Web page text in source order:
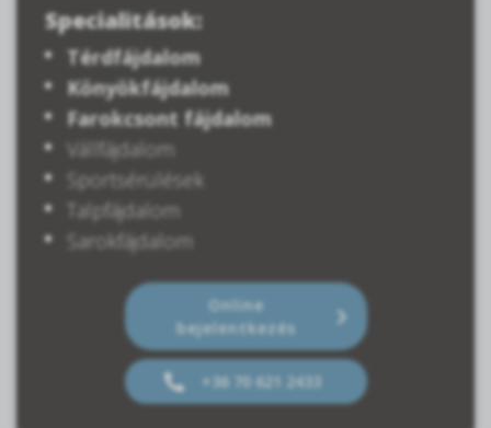
Specialitások:
Térdfájdalom
Könyökfájdalom
Farokcsont fájdalom
Vállfájdalom
Sportsérülések
Talpfájdalom
Sarokfájdalom
Online
bejelentkezés
+36 70 621 2433